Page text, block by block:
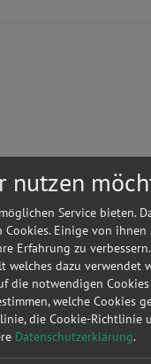
nutzen
Service bieten.
Cookies. Einige von
Erfahrung zu
welches dazu verwendet
die notwendigen
welche Cookies
die Cookie-Richtlinie
Datenschutzerklärung.